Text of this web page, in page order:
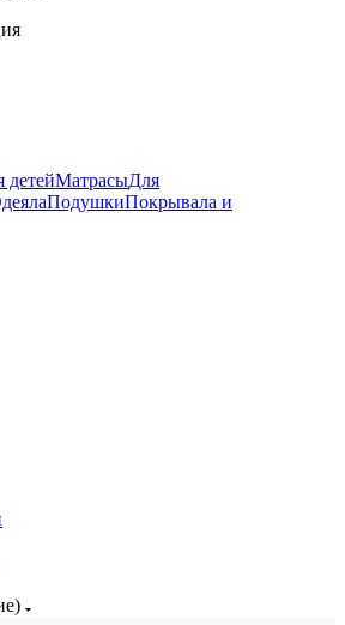
детейМатрасыДля
ПодушкиПокрывала и